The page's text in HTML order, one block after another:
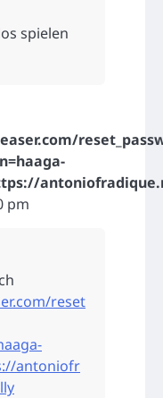
spielen
pm
reset
antoniofr